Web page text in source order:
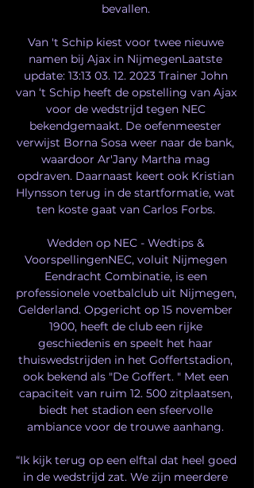
bevallen.
Van 't Schip kiest voor twee nieuwe
namen bij Ajax in NijmegenLaatste
update: 13:13 03. 12. 2023 Trainer John
van ‘t Schip heeft de opstelling van Ajax
voor de wedstrijd tegen NEC
bekendgemaakt. De oefenmeester
verwijst Borna Sosa weer naar de bank,
waardoor Ar'Jany Martha mag
opdraven. Daarnaast keert ook Kristian
Hlynsson terug in de startformatie, wat
ten koste gaat van Carlos Forbs.
Wedden op NEC - Wedtips &
VoorspellingenNEC, voluit Nijmegen
Eendracht Combinatie, is een
professionele voetbalclub uit Nijmegen,
Gelderland. Opgericht op 15 november
1900, heeft de club een rijke
geschiedenis en speelt het haar
thuiswedstrijden in het Goffertstadion,
ook bekend als "De Goffert. " Met een
capaciteit van ruim 12. 500 zitplaatsen,
biedt het stadion een sfeervolle
ambiance voor de trouwe aanhang.
“Ik kijk terug op een elftal dat heel goed
in de wedstrijd zat. We zijn meerdere